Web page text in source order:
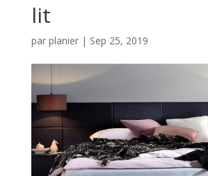
lit
par planier| Sep 25, 2019